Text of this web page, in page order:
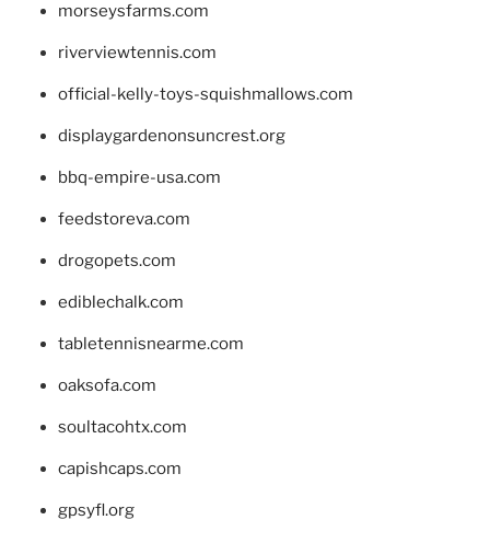
morseysfarms.com
riverviewtennis.com
official-kelly-toys-squishmallows.com
displaygardenonsuncrest.org
bbq-empire-usa.com
feedstoreva.com
drogopets.com
ediblechalk.com
tabletennisnearme.com
oaksofa.com
soultacohtx.com
capishcaps.com
gpsyfl.org